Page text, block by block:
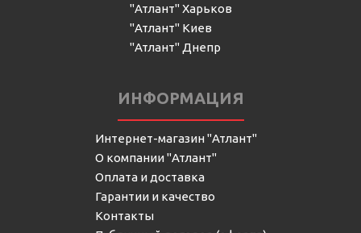
"Атлант" Харьков
"Атлант" Киев
"Атлант" Днепр
ИНФОРМАЦИЯ
Интернет-магазин "Атлант"
О компании "Атлант"
Оплата и доставка
Гарантии и качество
Контакты